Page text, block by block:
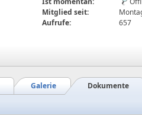
Mitglied seit:
Aufrufe:
657
Dokumente
Galerie